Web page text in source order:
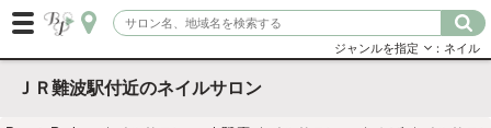
ジャンルを指定 ：ネイル
ＪＲ難波駅付近のネイルサロン